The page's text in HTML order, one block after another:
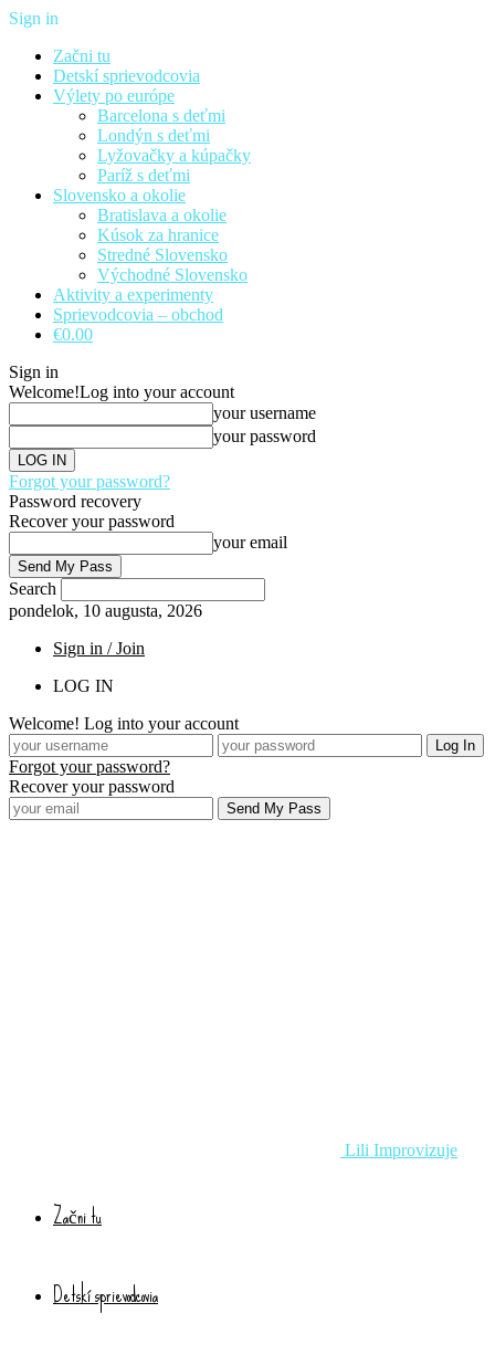
Sign in
Začni tu
Detskí sprievodcovia
Výlety po európe
Barcelona s deťmi
Londýn s deťmi
Lyžovačky a kúpačky
Paríž s deťmi
Slovensko a okolie
Bratislava a okolie
Kúsok za hranice
Stredné Slovensko
Východné Slovensko
Aktivity a experimenty
Sprievodcovia – obchod
€0.00
Sign in
Welcome!Log into your account
your username
your password
Forgot your password?
Password recovery
Recover your password
your email
Search
pondelok, 10 augusta, 2026
Sign in / Join
LOG IN
Welcome! Log into your account
Forgot your password?
Recover your password
Lili Improvizuje
Začni tu
Detskí sprievodcovia